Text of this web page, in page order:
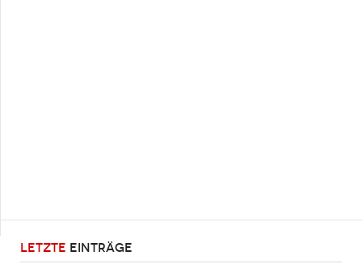
LETZTE EINTRÄGE